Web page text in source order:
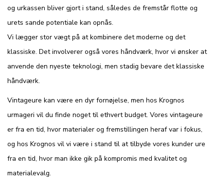
og urkassen bliver gjort i stand, således de fremstår flotte og
urets sande potentiale kan opnås.
Vi lægger stor vægt på at kombinere det moderne og det
klassiske. Det involverer også vores håndværk, hvor vi ønsker at
anvende den nyeste teknologi, men stadig bevare det klassiske
håndværk.
Vintageure kan være en dyr fornøjelse, men hos Krognos
urmageri vil du finde noget til ethvert budget. Vores vintageure
er fra en tid, hvor materialer og fremstillingen heraf var i fokus,
og hos Krognos vil vi være i stand til at tilbyde vores kunder ure
fra en tid, hvor man ikke gik på kompromis med kvalitet og
materialevalg.